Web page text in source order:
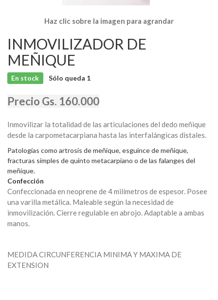
Haz clic sobre la imagen para agrandar
INMOVILIZADOR DE
MEÑIQUE
En stock Sólo queda 1
Precio Gs. 160.000
Inmovilizar la totalidad de las articulaciones del dedo meñique
desde la carpometacarpiana hasta las interfalángicas distales.
Patologías como artrosis de meñique, esguince de meñique,
fracturas simples de quinto metacarpiano o de las falanges del
meñique.
Confección
Confeccionada en neoprene de 4 milímetros de espesor. Posee
una varilla metálica. Maleable según la necesidad de
inmovilización. Cierre regulable en abrojo. Adaptable a ambas
manos.
MEDIDA CIRCUNFERENCIA MINIMA Y MAXIMA DE
EXTENSION